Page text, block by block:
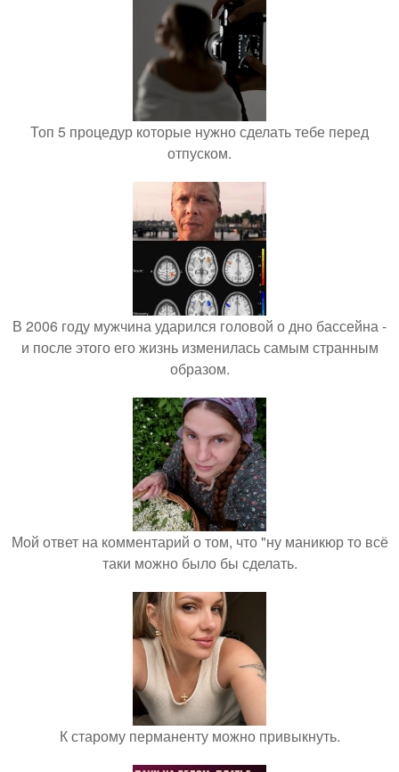
Топ 5 процедур которые нужно сделать тебе перед
отпуском.
В 2006 году мужчина ударился головой о дно бассейна -
и после этого его жизнь изменилась самым странным
образом.
Мой ответ на комментарий о том, что "ну маникюр то всё
таки можно было бы сделать.
К старому перманенту можно привыкнуть.